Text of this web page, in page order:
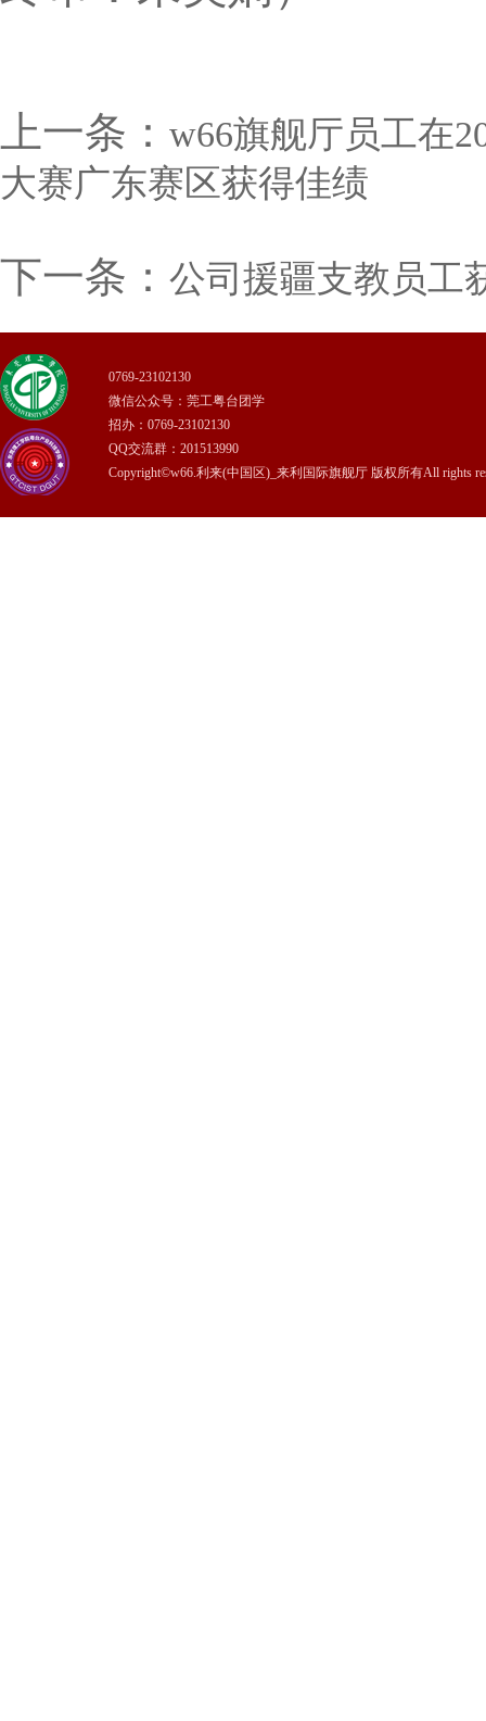
上一条： ​w66旗舰厅员工在
大赛广东赛区获得佳绩
下一条： 公司援疆支教员工
0769-23102130
微信公众号：莞工粤台团学
招办：0769-23102130
QQ交流群：201513990
Copyright©w66.利来(中国区)_来利国际旗舰厅 版权所有All rights